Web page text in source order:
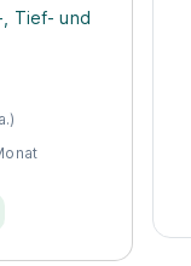
Tief- und